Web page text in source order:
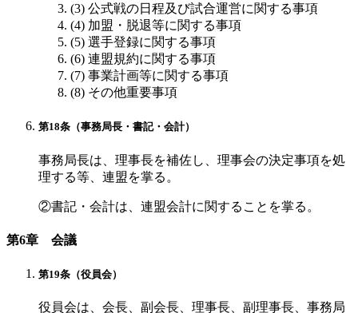
(3) 公式戦の日程及び試合運営に関する事項
(4) 加盟・脱退等に関する事項
(5) 選手登録に関する事項
(6) 連盟規約に関する事項
(7) 事業計画等に関する事項
(8) その他重要事項
第18条（事務局長・書記・会計）
事務局長は、理事長を補佐し、理事会の決定事項を処
理する等、連盟を掌る。
②書記・会計は、連盟会計に関することを掌る。
第6章 会議
第19条（役員会）
役員会は、会長、副会長、理事長、副理事長、事務局